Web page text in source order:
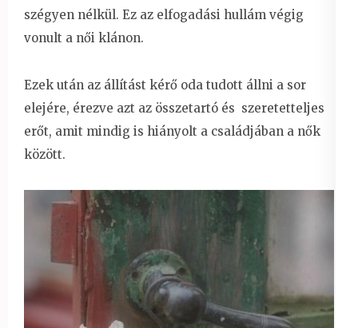
szégyen nélkül. Ez az elfogadási hullám végig
vonult a női klánon.
Ezek után az állítást kérő oda tudott állni a sor
elejére, érezve azt az összetartó és szeretetteljes
erőt, amit mindig is hiányolt a családjában a nők
között.